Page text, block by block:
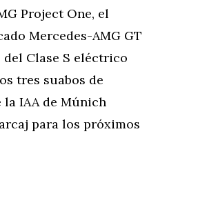
Project One, el
Mercedes-AMG GT
Clase S eléctrico
tres suabos de
IAA de Múnich
para los próximos